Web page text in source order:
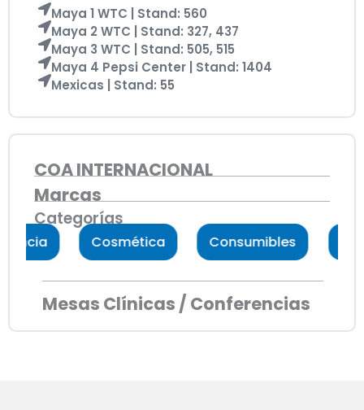
Maya 1 WTC | Stand: 560
Maya 2 WTC | Stand: 327, 437
Maya 3 WTC | Stand: 505, 515
Maya 4 Pepsi Center | Stand: 1404
Mexicas | Stand: 55
COA INTERNACIONAL
Marcas
Categorías
Cosmética Consumibles
Mesas Clínicas / Conferencias